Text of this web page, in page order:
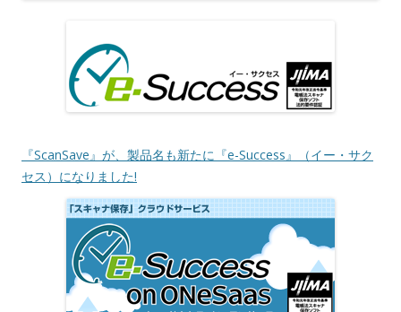
『ScanSave』が、製品名も新たに『e-Success』（イー・サク
セス）になりました!